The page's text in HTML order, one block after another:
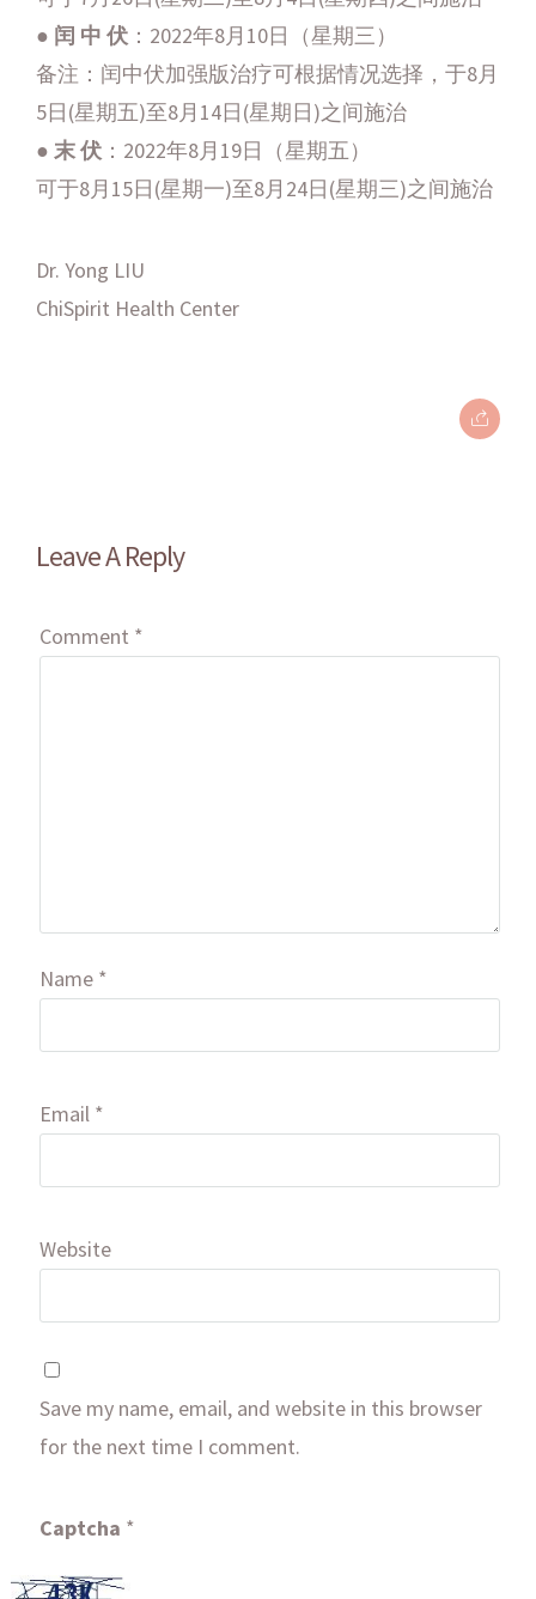
● 闰 中 伏 ：2022年8月10日（星期三）
备注：闰中伏加强版治疗可根据情况选择，于8月
5日(星期五)至8月14日(星期日)之间施治
● 末 伏 ：2022年8月19日（星期五）
可于8月15日(星期一)至8月24日(星期三)之间施治
Dr. Yong LIU
ChiSpirit Health Center
Leave A Reply
Comment *
Name *
Email *
Website
Save my name, email, and website in this browser
for the next time I comment.
Captcha *